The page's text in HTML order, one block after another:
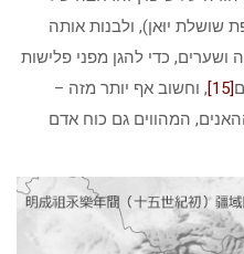
שושלת יוּאן), ולבנות אותה
ושערים, כדי להגן מפני פלישות
[15]
, וחשוב אף יותר מזה –
המהווים גם כוח אדם